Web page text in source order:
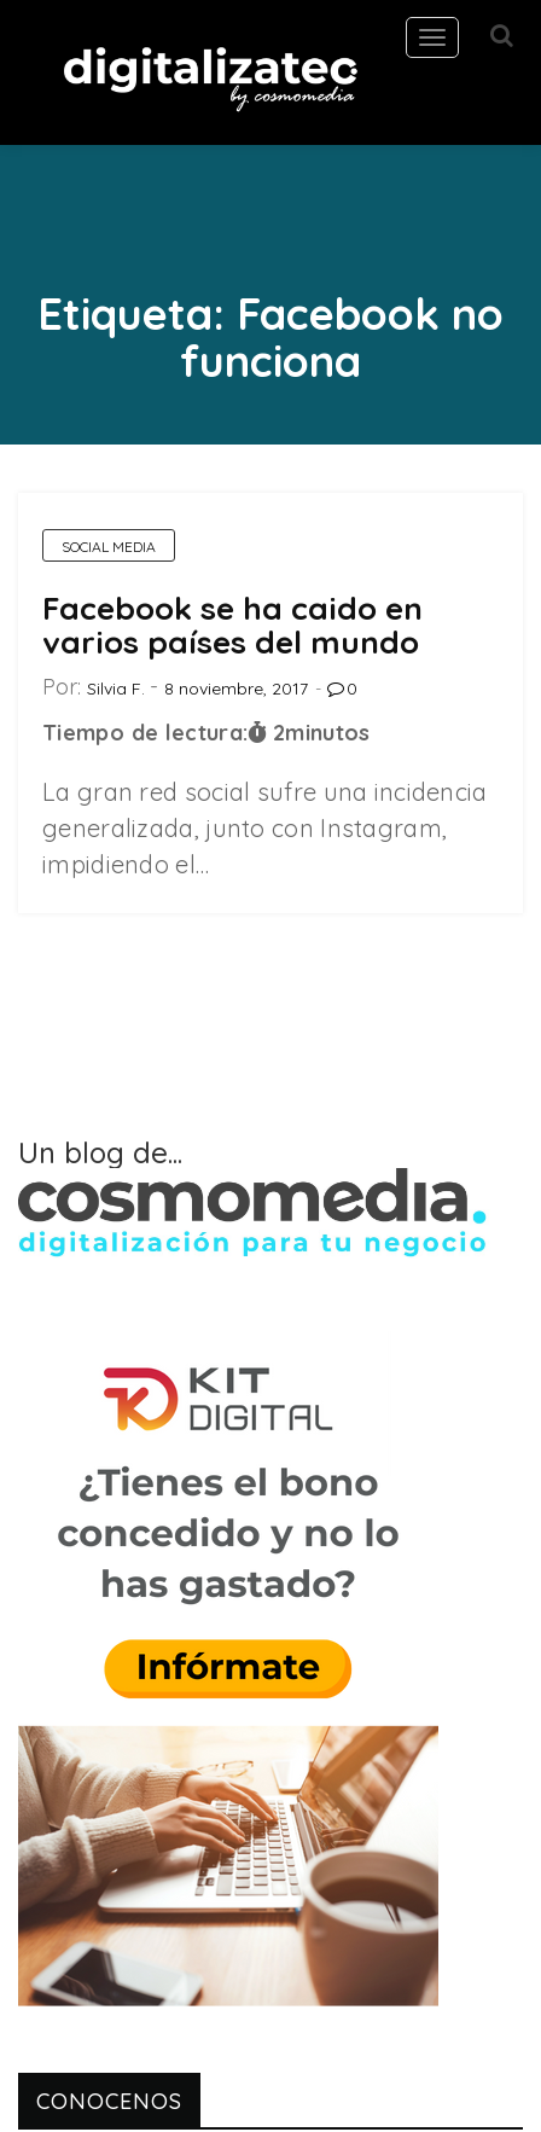
Toggle
navigation
Etiqueta: Facebook no
funciona
SOCIAL MEDIA
Facebook se ha caido en
varios países del mundo
Por: Silvia F. 8 noviembre, 2017 0
Tiempo de lectura: 2minutos
La gran red social sufre una incidencia
generalizada, junto con Instagram,
impidiendo el…
Un blog de...
CONOCENOS